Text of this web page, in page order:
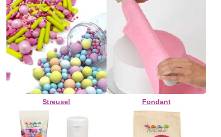
Streusel Fondant